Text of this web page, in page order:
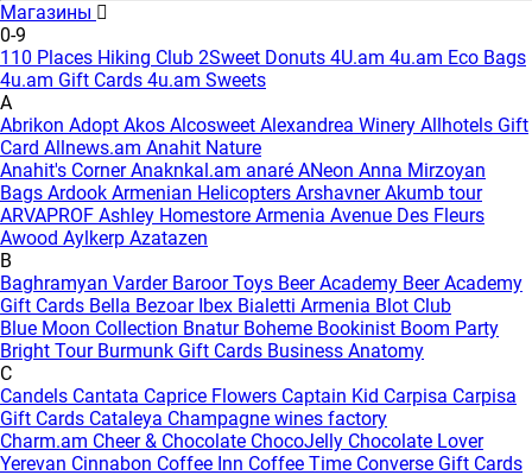
Магазины
0-9
110 Places Hiking Club 2Sweet Donuts 4U.am 4u.am Eco Bags
4u.am Gift Cards 4u.am Sweets
A
Abrikon Adopt Akos Alcosweet Alexandrea Winery Allhotels Gift
Card Allnews.am Anahit Nature
Anahit's CornerAnaknkal.am anaré ANeon Anna Mirzoyan
Bags Ardook Armenian Helicopters Arshavner Akumb tour
ARVAPROF Ashley Homestore Armenia Avenue Des Fleurs
Awood Aylkerp Azatazen
B
Baghramyan Varder Baroor Toys Beer Academy Beer Academy
Gift Cards Bella Bezoar Ibex Bialetti Armenia Blot Club
Blue Moon Collection Bnatur Boheme Bookinist Boom Party
Bright Tour Burmunk Gift Cards Business Anatomy
C
Candels Cantata Caprice Flowers Captain Kid Carpisa Carpisa
Gift Cards Cataleya Champagne wines factory
Charm.am Cheer & Chocolate ChocoJelly Chocolate Lover
Yerevan Cinnabon Coffee Inn Coffee Time Converse Gift Cards